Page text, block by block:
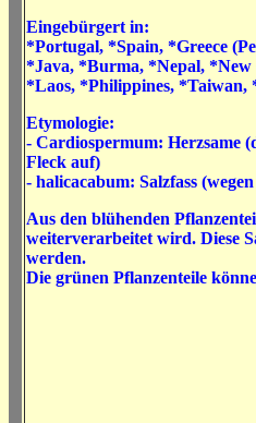
Eingebürgert in:
*Portugal, *Spain, *Greece
*Java, *Burma, *Nepal,
*Laos, *Philippines, *Taiwan,
Etymologie:
- Cardiospermum: Herzsame (
Fleck auf)
- halicacabum: Salzfass
Aus den blühenden
weiterverarbeitet wird. Diese
werden.
Die grünen Pflanzenteile